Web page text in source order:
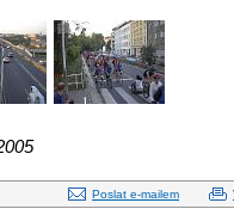
Poslat e-mailem